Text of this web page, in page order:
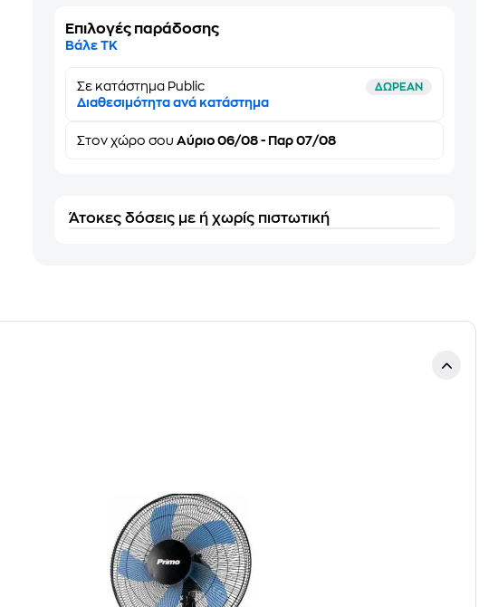
Επιλογές παράδοσης
Βάλε ΤΚ
Σε κατάστημα Public ΔΩΡΕΑΝ
Διαθεσιμότητα ανά κατάστημα
Στονχώρο σου Αύριο 06/08 - Παρ 07/08
Άτοκες δόσεις με ή χωρίς πιστωτική